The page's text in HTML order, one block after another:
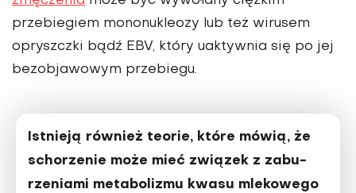
przebiegiem mononukleozy lub też wi­rusem
opryszczki bądź EBV, który uaktywnia się po jej
bezobjawowym przebiegu.
Istnieją również teorie, które mówią, że
schorzenie może mieć związek z zabu­
rzeniami metabolizmu kwasu mlekowego